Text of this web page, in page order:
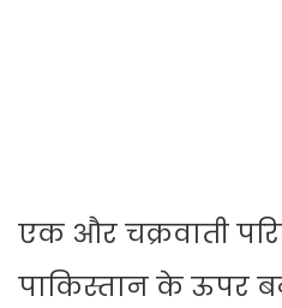
एक और चक्रवाती
पाकिस्तान के ऊपर